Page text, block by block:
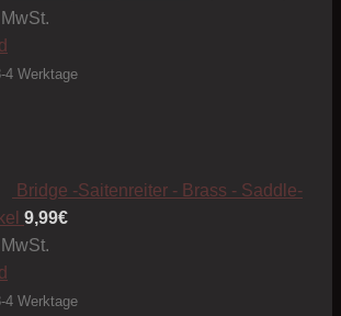
4 Werktage
Bridge -Saitenreiter - Brass - Saddle-
9,99€
4 Werktage